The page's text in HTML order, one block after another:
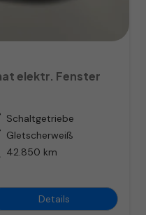
elektr. Fenster
Schaltgetriebe
Gletscherweiß
42.850 km
Details